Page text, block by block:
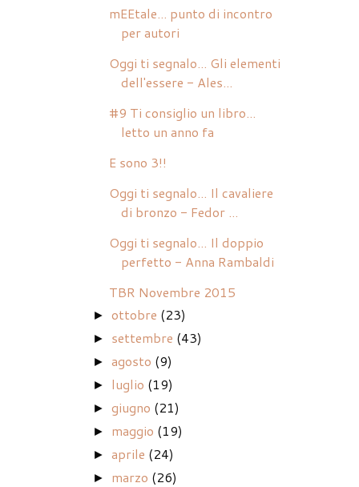
mEEtale... punto di incontro
per autori
Oggi ti segnalo... Gli elementi
dell'essere - Ales...
#9 Ti consiglio un libro...
letto un anno fa
E sono 3!!
Oggi ti segnalo... Il cavaliere
di bronzo - Fedor ...
Oggi ti segnalo... Il doppio
perfetto - Anna Rambaldi
TBR Novembre 2015
►ottobre (23)
► settembre (43)
►agosto (9)
► luglio (19)
►giugno (21)
► maggio (19)
►aprile (24)
► marzo (26)